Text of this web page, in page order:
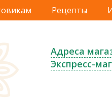
Рецепты
Адреса
Экспресс-